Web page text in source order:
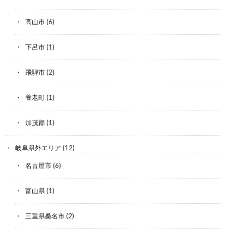
高山市(6)
下呂市(1)
飛騨市(2)
養老町(1)
加茂郡(1)
岐阜県外エリア (12)
名古屋市(6)
富山県(1)
三重県桑名市(2)